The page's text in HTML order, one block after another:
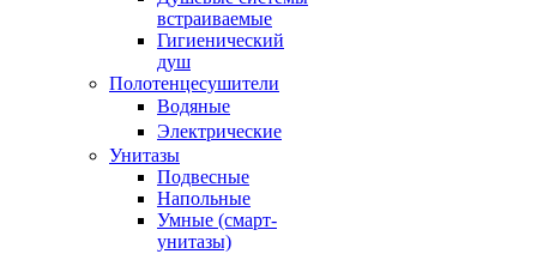
встраиваемые
Гигиенический
душ
Полотенцесушители
ㅤВодяные
ㅤЭлектрические
Унитазы
Подвесные
Напольные
Умные (смарт-
унитазы)